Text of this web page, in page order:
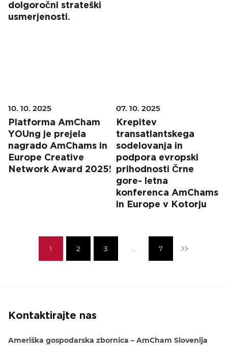
dolgoročni strateški
usmerjenosti.
10. 10. 2025
Platforma AmCham
YOUng je prejela
nagrado AmChams in
Europe Creative
Network Award 2025!
07. 10. 2025
Krepitev
transatlantskega
sodelovanja in
podpora evropski
prihodnosti Črne
gore- letna
konferenca AmChams
in Europe v Kotorju
1 2 3 7
Kontaktirajte nas
Ameriška gospodarska zbornica – AmCham Slovenija